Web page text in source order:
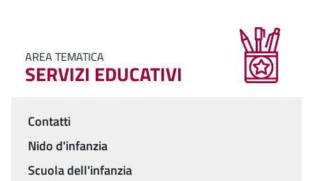
AREA TEMATICA
SERVIZI EDUCATIVI
Menu
Contatti
Nido d'infanzia
Scuola dell'infanzia